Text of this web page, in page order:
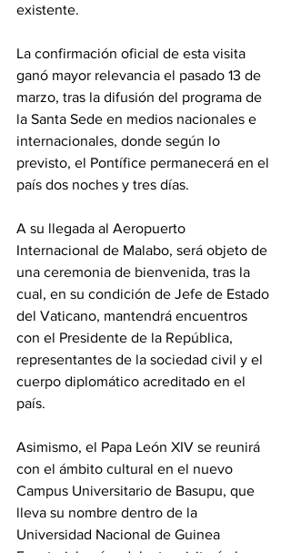
existente.
La confirmación oficial de esta visita
ganó mayor relevancia el pasado 13 de
marzo, tras la difusión del programa de
la Santa Sede en medios nacionales e
internacionales, donde según lo
previsto, el Pontífice permanecerá en el
país dos noches y tres días.
A su llegada al Aeropuerto
Internacional de Malabo, será objeto de
una ceremonia de bienvenida, tras la
cual, en su condición de Jefe de Estado
del Vaticano, mantendrá encuentros
con el Presidente de la República,
representantes de la sociedad civil y el
cuerpo diplomático acreditado en el
país.
Asimismo, el Papa León XIV se reunirá
con el ámbito cultural en el nuevo
Campus Universitario de Basupu, que
lleva su nombre dentro de la
Universidad Nacional de Guinea